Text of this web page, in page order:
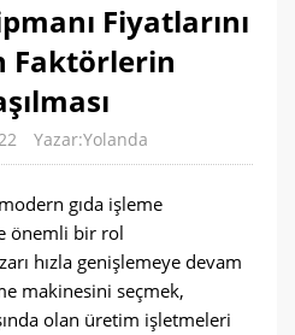
Fiyatlarını
Faktörlerin
Yazar:Yolanda
gıda işleme
önemli bir rol
hızla genişlemeye devam
makinesini seçmek,
olan üretim işletmeleri